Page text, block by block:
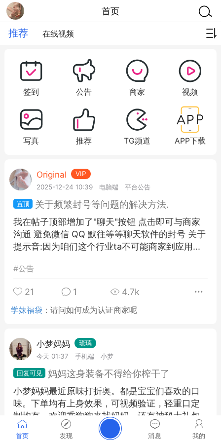
首页 发现 消息 我的
首页
推荐 在线视频
签到 公告 商家 视频
写真 推荐 TG频道 APP下载
Original
VIP
2025-12-24 10:39
电脑端 平台公告
关于频繁封号等问题的解决方法.
我在帖子顶部增加了"聊天"按钮 点击即可与商家
沟通 避免微信 QQ 默往等等聊天软件的封号 关于
提示音:因为咱们这个行业ta不可能商家到应用...
#公告
21 1 4.7k
学妹福袋 ：请问如何成为认证商家呢
小梦妈妈
琉璃
今天 01:37
手机端 小梦
妈妈这身装备不得给你榨干了
小梦妈妈最近原味打折奥。都是宝宝们喜欢的口
味。下单均有上身效果，可视频验证，轻重口定
制均有，欢迎乖狗狗来找妈妈，还有神秘大礼包
奥（服务非常好奥） ...